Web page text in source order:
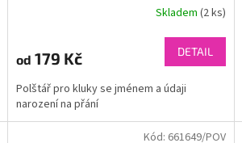
Skladem (2 ks)
od 179 Kč DETAIL
Polštář pro kluky se jménem a údaji
narození na přání
Kód: 661649/POV